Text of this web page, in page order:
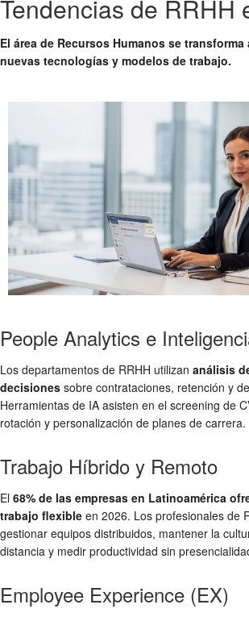
Tendencias de RRHH
El área de Recursos Humanos se
nuevas tecnologías y modelos de trabajo.
People Analytics e
Los departamentos de RRHH utilizan análisis
decisiones sobre contrataciones, retención y
Herramientas de IA asisten en el screening de
rotación y personalización de planes de carrera.
Trabajo Híbrido y Remoto
El 68% de las empresas en Latinoamérica
trabajo flexible en 2026. Los profesionales de
gestionar equipos distribuidos, mantener la
distancia y medir productividad sin
Employee Experience (EX)